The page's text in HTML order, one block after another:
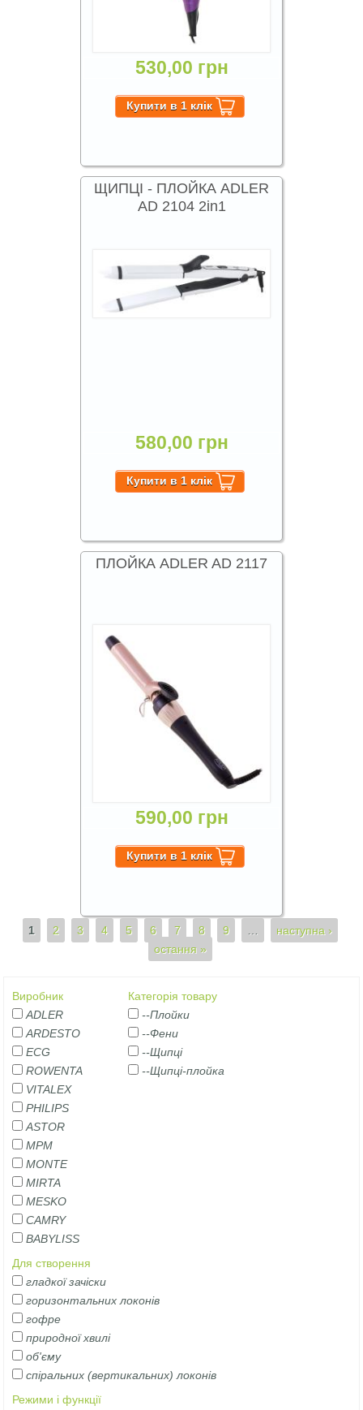
530,00 грн
ЩИПЦІ - ПЛОЙКА ADLER
AD 2104 2in1
580,00 грн
ПЛОЙКА ADLER AD 2117
590,00 грн
Сторінки
1 2 3 4 5 6 7 8 9
наступна ›
остання »
Виробник
ADLER
ARDESTO
ECG
ROWENTA
VITALEX
PHILIPS
ASTOR
MPM
MONTE
MIRTA
MESKO
CAMRY
BABYLISS
Категорія товару
--Плойки
--Фени
--Щипці
--Щипці-плойка
Для створення
гладкої зачіски
горизонтальних локонів
гофре
природної хвилі
об'єму
спіральних (вертикальних) локонів
Режими і функції